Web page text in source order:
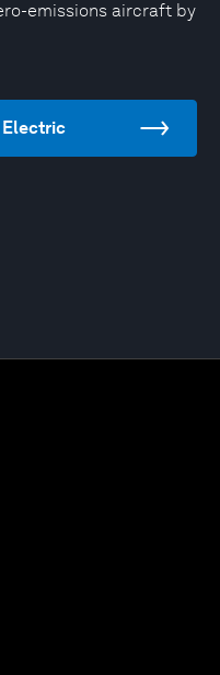
emissions aircraft by
Electric